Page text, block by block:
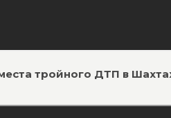
тройного ДТП в